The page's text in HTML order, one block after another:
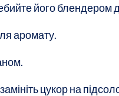
його
аромату.
цукор на